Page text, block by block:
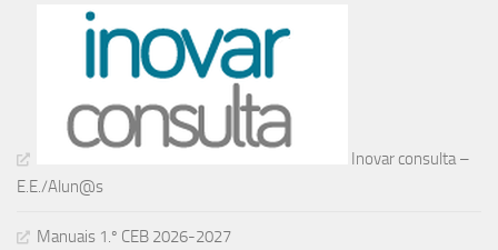
Inovar consulta –
E.E./Alun@s
Manuais 1.º CEB 2026-2027